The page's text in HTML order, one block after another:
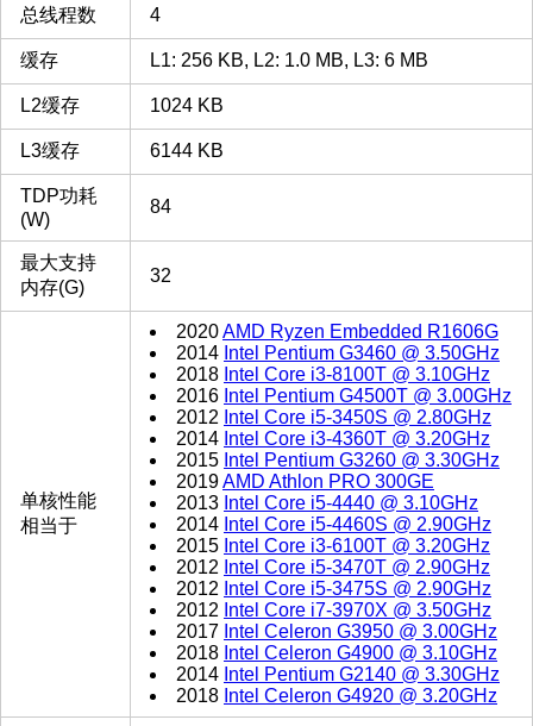
总线程数 4
缓存 L1: 256 KB, L2: 1.0 MB, L3: 6 MB
L2缓存 1024 KB
L3缓存 6144 KB
TDP功耗
(W)
84
最大支持
内存(G)
32
单核性能
相当于
2020AMD Ryzen Embedded R1606G
2014 Intel Pentium G3460 @ 3.50GHz
2018 Intel Core i3-8100T @ 3.10GHz
2016 Intel Pentium G4500T @ 3.00GHz
2012 Intel Core i5-3450S @ 2.80GHz
2014 Intel Core i3-4360T @ 3.20GHz
2015 Intel Pentium G3260 @ 3.30GHz
2019AMD Athlon PRO 300GE
2013 Intel Core i5-4440 @ 3.10GHz
2014 Intel Core i5-4460S @ 2.90GHz
2015 Intel Core i3-6100T @ 3.20GHz
2012 Intel Core i5-3470T @ 2.90GHz
2012 Intel Core i5-3475S @ 2.90GHz
2012 Intel Core i7-3970X @ 3.50GHz
2017 Intel Celeron G3950 @ 3.00GHz
2018 Intel Celeron G4900 @ 3.10GHz
2014 Intel Pentium G2140 @ 3.30GHz
2018 Intel Celeron G4920 @ 3.20GHz